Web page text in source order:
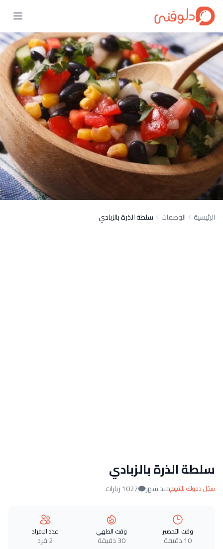
الرئيسية الوصفات سلطة الذرة بالزبادي
سلطة الذرة بالزبادي
سجّل دخولك للتقييممنذ شهر 1027 زيارات
وقت التحضير
10 دقيقة
وقت الطهي
30 دقيقة
عدد الافراد
2 فرد